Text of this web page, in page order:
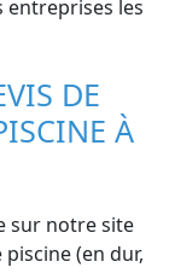
entreprises les
DE
À
sur notre site
(en dur,